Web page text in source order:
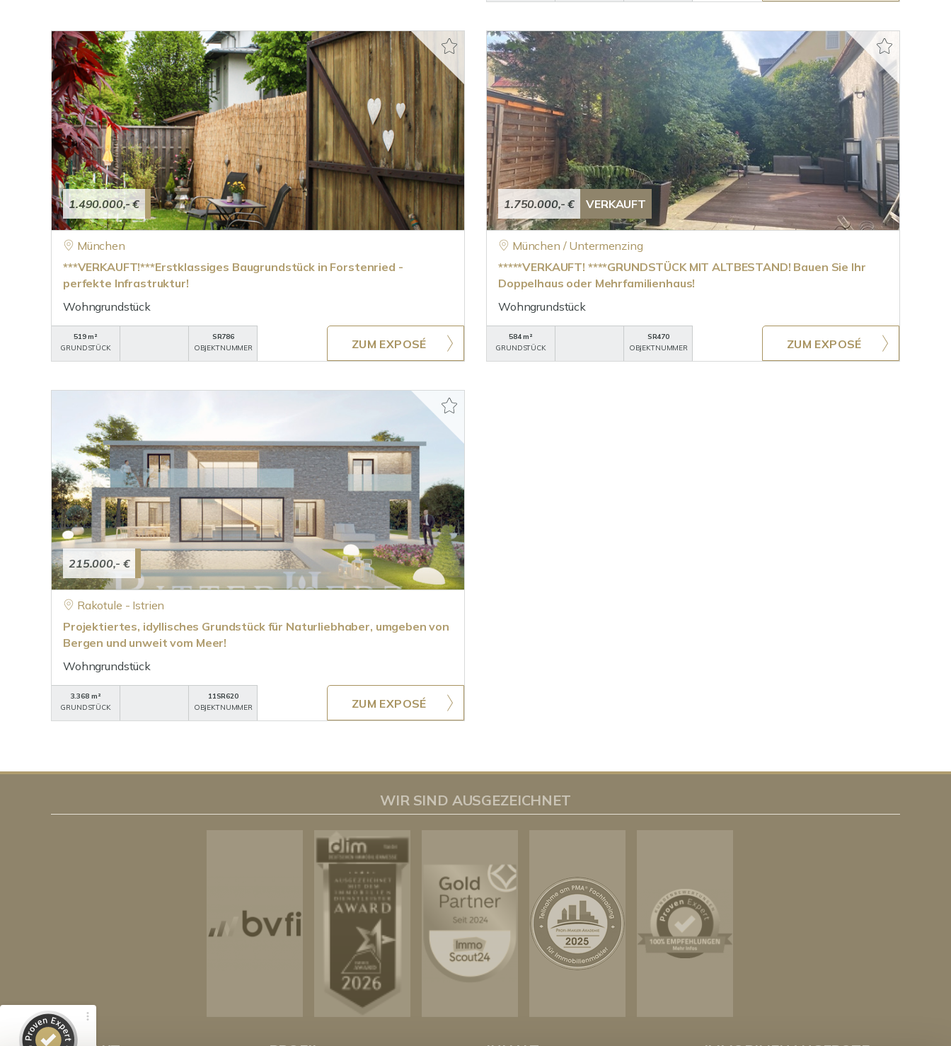
1.490.000,- €
München
***VERKAUFT!***Erstklassiges Baugrundstück in Forstenried -
perfekte Infrastruktur!
Wohngrundstück
519 m²
GRUNDSTÜCK
SR786
OBJEKTNUMMER
ZUM EXPOSÉ
1.750.000,- € VERKAUFT
München / Untermenzing
*****VERKAUFT! ****GRUNDSTÜCK MIT ALTBESTAND! Bauen Sie Ihr
Doppelhaus oder Mehrfamilienhaus!
Wohngrundstück
584 m²
GRUNDSTÜCK
SR470
OBJEKTNUMMER
ZUM EXPOSÉ
215.000,- €
Rakotule - Istrien
Projektiertes, idyllisches Grundstück für Naturliebhaber, umgeben von
Bergen und unweit vom Meer!
Wohngrundstück
3.368 m²
GRUNDSTÜCK
11SR620
OBJEKTNUMMER
ZUM EXPOSÉ
WIR SIND AUSGEZEICHNET
159
Bewertungen von 3
anderen Quellen